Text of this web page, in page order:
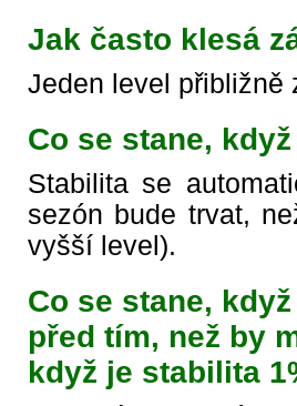
Jak často klesá
Jeden level přibližně
Co se stane,
Stabilita se
sezón bude trvat,
vyšší level).
Co se stane,
před tím, než by
když je stabilita